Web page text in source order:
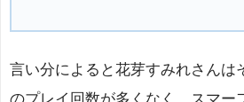
言い分によると花芽すみれさんは